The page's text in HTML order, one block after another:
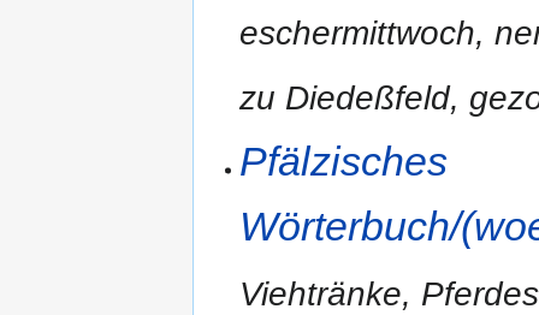
eschermittwoch,
zu Diedeßfeld,
Pfälzisches
Wörterbuch/
Viehtränke,